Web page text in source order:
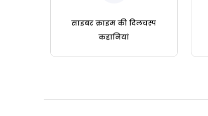
साइबर क्राइम की दिलचस्प
कहानियां